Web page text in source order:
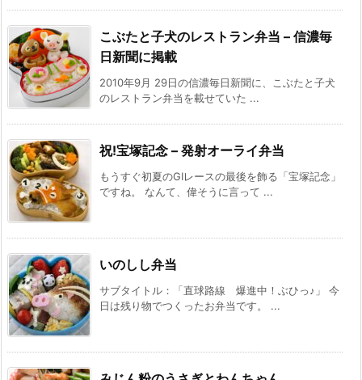
こぶたと子犬のレストラン弁当 – 信濃毎
日新聞に掲載
2010年9月 29日の信濃毎日新聞に、こぶたと子犬
のレストラン弁当を載せていた ...
祝!宝塚記念 – 発射オーライ弁当
もうすぐ初夏のGIレースの最後を飾る「宝塚記念」
ですね。 なんて、偉そうに言って ...
いのしし弁当
サブタイトル：「直球路線 爆進中！ぶひっ♪」 今
日は残り物でつくったお弁当です。 ...